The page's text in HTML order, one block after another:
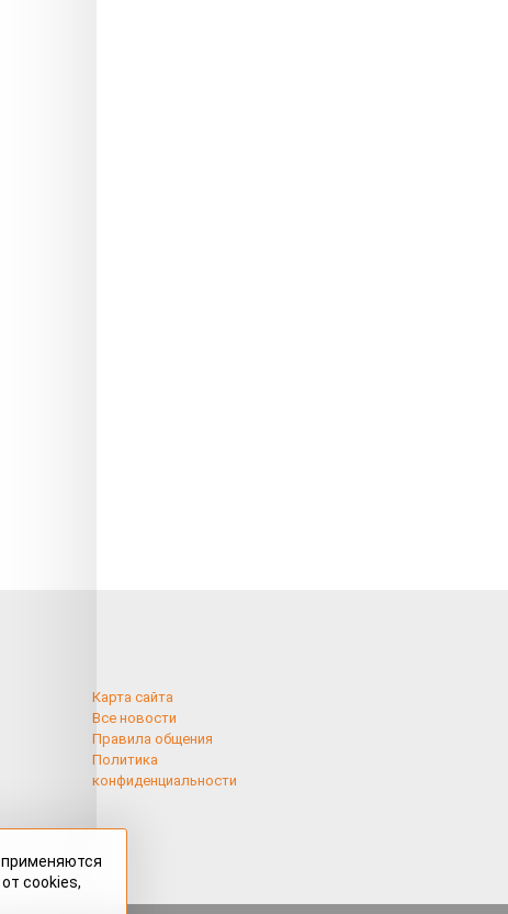
Карта сайта
Все новости
Правила общения
Политика
конфиденциальности
применяются
от cookies,